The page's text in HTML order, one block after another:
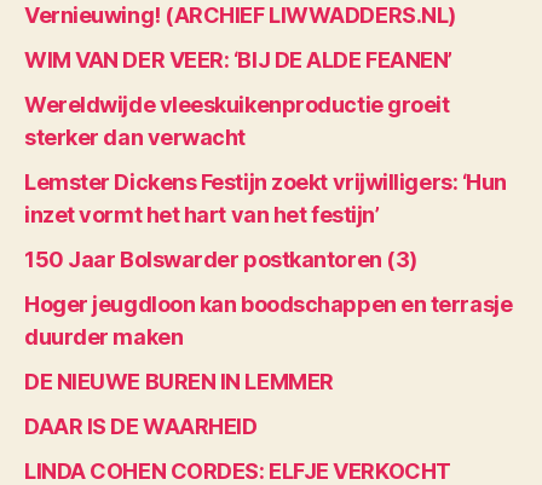
Vernieuwing! (ARCHIEF LIWWADDERS.NL)
WIM VAN DER VEER: ‘BIJ DE ALDE FEANEN’
Wereldwijde vleeskuikenproductie groeit
sterker dan verwacht
Lemster Dickens Festijn zoekt vrijwilligers: ‘Hun
inzet vormt het hart van het festijn’
150 Jaar Bolswarder postkantoren (3)
Hoger jeugdloon kan boodschappen en terrasje
duurder maken
DE NIEUWE BUREN IN LEMMER
DAAR IS DE WAARHEID
LINDA COHEN CORDES: ELFJE VERKOCHT